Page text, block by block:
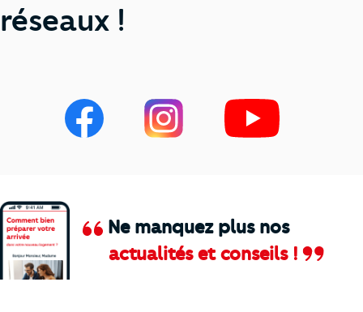
réseaux !
Ne manquez plus nos
actualités et conseils !